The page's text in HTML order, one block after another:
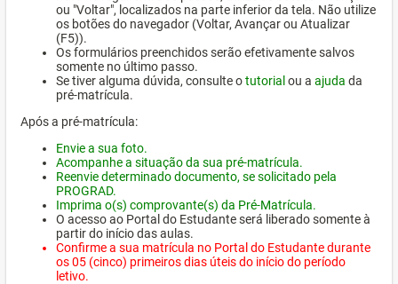
ou "Voltar", localizados na parte inferior da tela. Não utilize
os botões do navegador (Voltar, Avançar ou Atualizar
(F5)).
Os formulários preenchidos serão efetivamente salvos
somente no último passo.
Se tiver alguma dúvida, consulte otutorial ou a ajuda da
pré-matrícula.
Após a pré-matrícula:
Envie a sua foto.
Acompanhe a situação da sua pré-matrícula.
Reenvie determinado documento, se solicitado pela
PROGRAD.
Imprima o(s) comprovante(s) da Pré-Matrícula.
O acesso ao Portal do Estudante será liberado somente à
partir do início das aulas.
Confirme a sua matrícula no Portal do Estudante durante
os 05 (cinco) primeiros dias úteis do início do período
letivo.